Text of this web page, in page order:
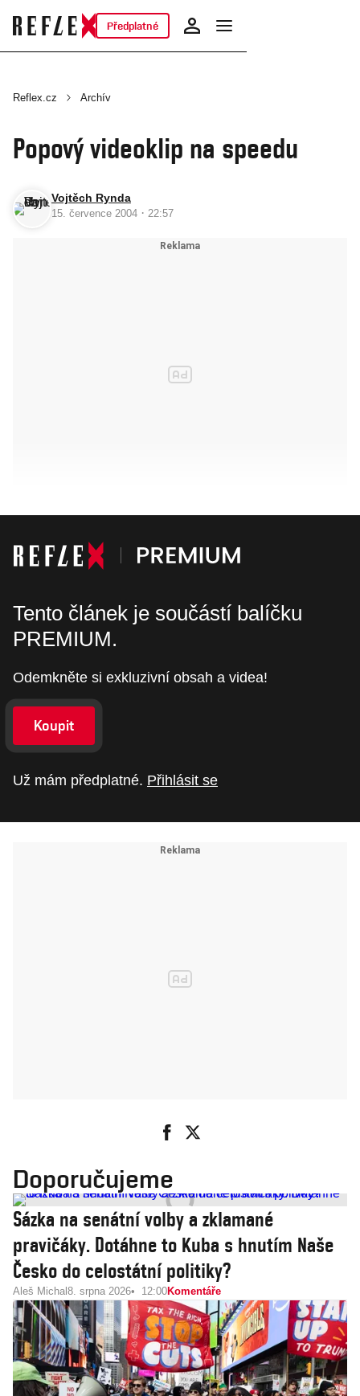
Předplatné
Reflex.cz Archív
Popový videoklip na speedu
Vojtěch Rynda
15. července 2004 · 22:57
Tento článek je součástí balíčku
PREMIUM.
Odemkněte si exkluzivní obsah a videa!
Koupit
Už mám předplatné. Přihlásit se
Doporučujeme
Sázka na senátní volby a zklamané
pravičáky. Dotáhne to Kuba s hnutím Naše
Česko do celostátní politiky?
Aleš Michal 8. srpna 2026 12:00Komentáře